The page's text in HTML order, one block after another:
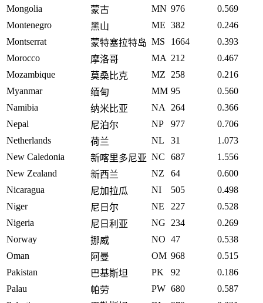
Mongolia
蒙古 MN 976
0.569
Montenegro
黑山 ME 382
0.246
Montserrat
蒙特塞拉特岛 MS 1664
0.393
Morocco
摩洛哥 MA 212
0.467
Mozambique
莫桑比克 MZ 258
0.216
Myanmar
缅甸 MM 95
0.560
Namibia
纳米比亚 NA 264
0.366
Nepal
尼泊尔 NP 977
0.706
Netherlands
荷兰 NL 31
1.073
New Caledonia
新喀里多尼亚 NC 687
1.556
New Zealand
新西兰 NZ 64
0.600
Nicaragua
尼加拉瓜 NI 505
0.498
Niger
尼日尔 NE 227
0.528
Nigeria
尼日利亚 NG 234
0.269
Norway
挪威 NO 47
0.538
Oman
阿曼 OM 968
0.515
Pakistan
巴基斯坦 PK 92
0.186
Palau
帕劳 PW 680
0.587